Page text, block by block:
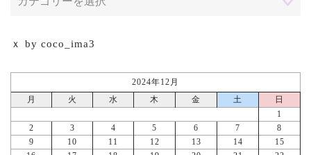
ｘ by coco_ima3
2024年12月
月
火 水 木 金 土
日
1
2
3 4 5 6 7
8
9
10 11 12 13 14
15